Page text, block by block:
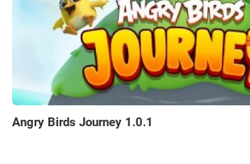
Angry Birds Journey 1.0.1